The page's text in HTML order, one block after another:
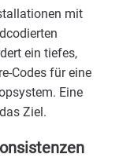
mit
ein tiefes,
Codes für eine
Eine
Ziel.